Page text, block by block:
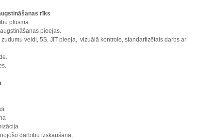
rīks
plūsma.
pieejas.
veidi, 5S, JIT pieeja, vizuālā kontrole, standartizētais darbs ar
darbību izskaušana,